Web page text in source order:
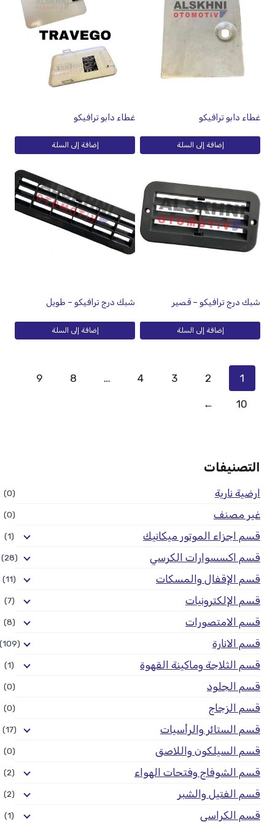
غطاء دابو ترافيكو
إضافة إلى السلة
غطاء دابو ترافيكو
إضافة إلى السلة
شبك درج ترافيكو – قصير
إضافة إلى السلة
شبك درج ترافيكو – طويل
إضافة إلى السلة
1
2
3
4
…
8
9
10
←
التصنيفات
ارضية نارية (0)
غير مصنف (0)
قسم اجزاء الموتور ميكانيك (1)
قسم اكسسوارات الكرسي (28)
قسم الإقفال والمسكات (11)
قسم الإلكترونيات (7)
قسم الامتصورات (8)
قسم الانارة (109)
قسم الثلاجة وماكينة القهوة (1)
قسم الجلود (0)
قسم الزجاج (0)
قسم الستائر والرأسيات (17)
قسم السيلكون واللاصق (0)
قسم الشوفاج وفتحات الهواء (2)
قسم الفتيل والشبر (2)
قسم الكراسي (1)